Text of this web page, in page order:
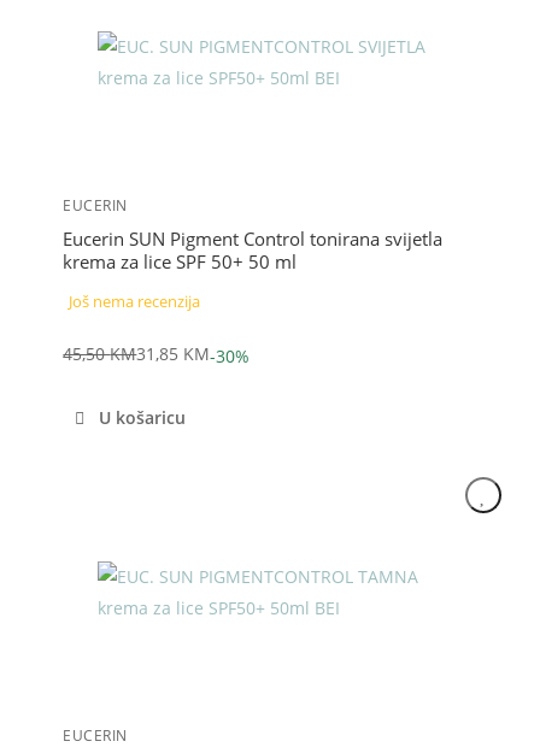
EUCERIN
Eucerin SUN Pigment Control tonirana svijetla
krema za lice SPF 50+ 50 ml
Još nema recenzija
45,50KM
Izvorna
bila
31,85 KM
Trenutna
je:
-30%
U košaricu
EUCERIN